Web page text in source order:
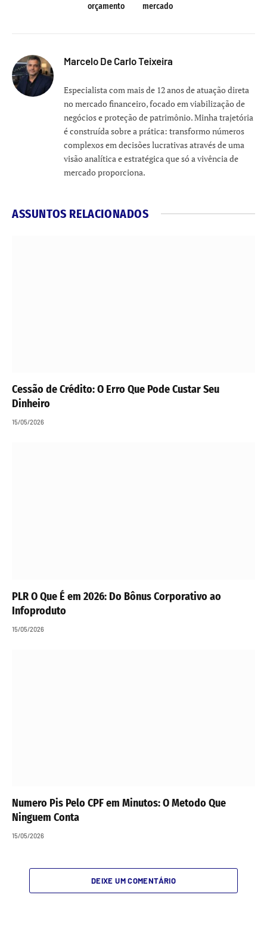
orçamento
mercado
Marcelo De Carlo Teixeira
Especialista com mais de 12 anos de atuação direta
no mercado financeiro, focado em viabilização de
negócios e proteção de patrimônio. Minha trajetória
é construída sobre a prática: transformo números
complexos em decisões lucrativas através de uma
visão analítica e estratégica que só a vivência de
mercado proporciona.
ASSUNTOS RELACIONADOS
Cessão de Crédito: O Erro Que Pode Custar Seu
Dinheiro
15/05/2026
PLR O Que É em 2026: Do Bônus Corporativo ao
Infoproduto
15/05/2026
Numero Pis Pelo CPF em Minutos: O Metodo Que
Ninguem Conta
15/05/2026
DEIXE UM COMENTÁRIO